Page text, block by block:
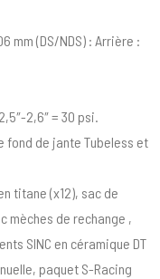
mm (DS/NDS) : Arrière :
2,6″ = 30 psi.
fond de jante Tubeless et
titane (x12), sac de
mèches de rechange ,
SINC en céramique DT
paquet S-Racing